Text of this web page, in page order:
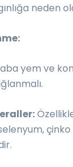
neden
yem ve
çinko